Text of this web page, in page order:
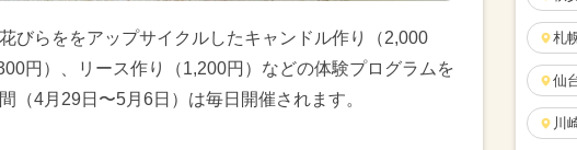
びらををアップサイクルしたキャンドル作り（2,000
円）、リース作り（1,200円）などの体験プログラムを
（4月29日〜5月6日）は毎日開催されます。
札
仙
川